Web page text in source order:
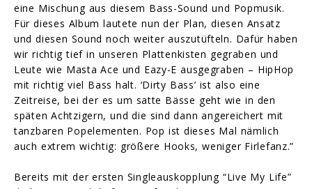
eine Mischung aus diesem Bass-Sound und Popmusik.
Für dieses Album lautete nun der Plan, diesen Ansatz
und diesen Sound noch weiter auszutüfteln. Dafür haben
wir richtig tief in unseren Plattenkisten gegraben und
Leute wie Masta Ace und Eazy-E ausgegraben – HipHop
mit richtig viel Bass halt. ‘Dirty Bass’ ist also eine
Zeitreise, bei der es um satte Bässe geht wie in den
späten Achtzigern, und die sind dann angereichert mit
tanzbaren Popelementen. Pop ist dieses Mal nämlich
auch extrem wichtig: größere Hooks, weniger Firlefanz.”
Bereits mit der ersten Singleauskopplung “Live My Life”